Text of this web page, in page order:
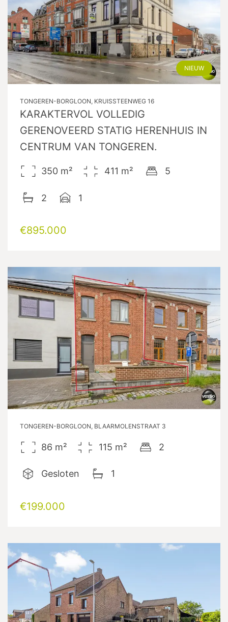
NIEUW
TONGEREN-BORGLOON, KRUISSTEENWEG 16
KARAKTERVOL VOLLEDIG
GERENOVEERD STATIG HERENHUIS IN
CENTRUM VAN TONGEREN.
350 m² 411 m² 5
2 1
€895.000
TONGEREN-BORGLOON, BLAARMOLENSTRAAT 3
86 m² 115 m² 2
Gesloten 1
€199.000